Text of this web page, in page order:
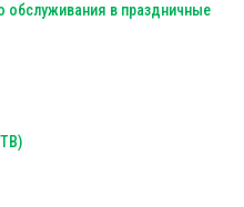
обслуживания в праздничные